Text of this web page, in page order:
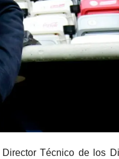
Técnico de los